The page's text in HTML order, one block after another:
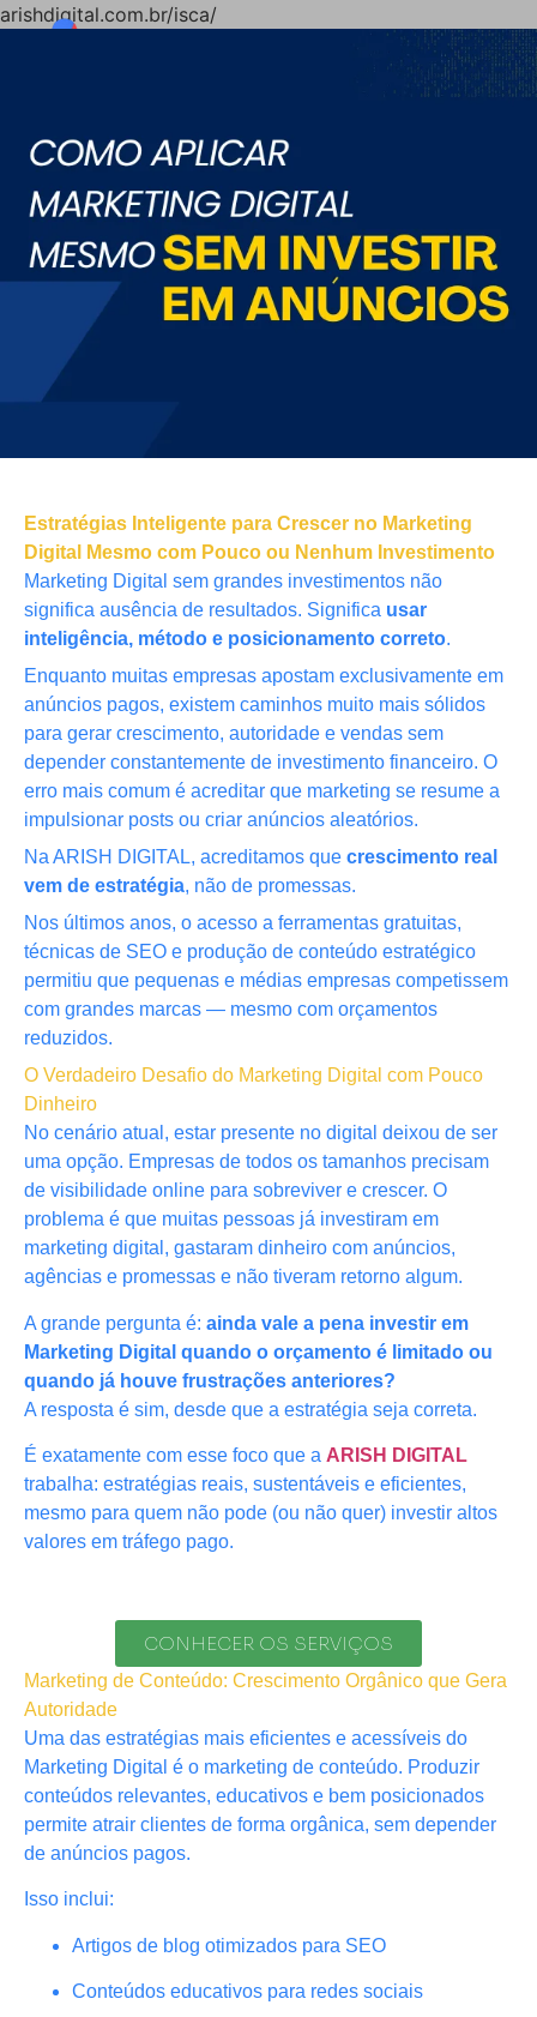
arishdigital.com.br/isca/
Estratégias Inteligente para Crescer no Marketing
Digital Mesmo com Pouco ou Nenhum Investimento
Marketing Digital sem grandes investimentos não
significa ausência de resultados. Significa usar
inteligência, método e posicionamento correto.
Enquanto muitas empresas apostam exclusivamente em
anúncios pagos, existem caminhos muito mais sólidos
para gerar crescimento, autoridade e vendas sem
depender constantemente de investimento financeiro. O
erro mais comum é acreditar que marketing se resume a
impulsionar posts ou criar anúncios aleatórios.
Na ARISH DIGITAL, acreditamos que crescimento real
vem de estratégia, não de promessas.
Nos últimos anos, o acesso a ferramentas gratuitas,
técnicas de SEO e produção de conteúdo estratégico
permitiu que pequenas e médias empresas competissem
com grandes marcas — mesmo com orçamentos
reduzidos.
O Verdadeiro Desafio do Marketing Digital com Pouco
Dinheiro
No cenário atual, estar presente no digital deixou de ser
uma opção. Empresas de todos os tamanhos precisam
de visibilidade online para sobreviver e crescer. O
problema é que muitas pessoas já investiram em
marketing digital, gastaram dinheiro com anúncios,
agências e promessas e não tiveram retorno algum.
A grande pergunta é: ainda vale a pena investir em
Marketing Digital quando o orçamento é limitado ou
quando já houve frustrações anteriores?
A resposta é sim, desde que a estratégia seja correta.
É exatamente com esse foco que a ARISH DIGITAL
trabalha: estratégias reais, sustentáveis e eficientes,
mesmo para quem não pode (ou não quer) investir altos
valores em tráfego pago.
CONHECER OS SERVIÇOS
Marketing de Conteúdo: Crescimento Orgânico que Gera
Autoridade
Uma das estratégias mais eficientes e acessíveis do
Marketing Digital é o marketing de conteúdo. Produzir
conteúdos relevantes, educativos e bem posicionados
permite atrair clientes de forma orgânica, sem depender
de anúncios pagos.
Isso inclui:
Artigos de blog otimizados para SEO
Conteúdos educativos para redes sociais